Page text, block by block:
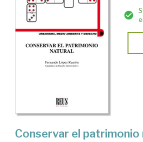
Conservar el patrimonio